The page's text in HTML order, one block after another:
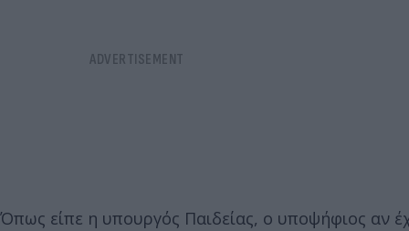
Όπως είπε η υπουργός Παιδείας, ο υποψήφιος αν